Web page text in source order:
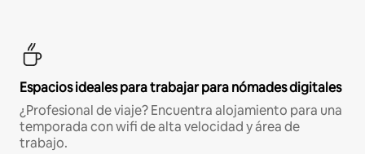
Espacios ideales para trabajar para nómades digitales
¿Profesional de viaje? Encuentra alojamiento para una
temporada con wifi de alta velocidad y área de
trabajo.